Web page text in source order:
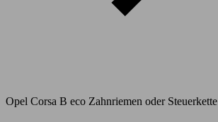
Opel Corsa B eco Zahnriemen oder Steuerkette